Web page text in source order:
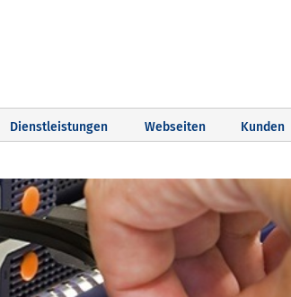
Dienstleistungen Webseiten Kunden